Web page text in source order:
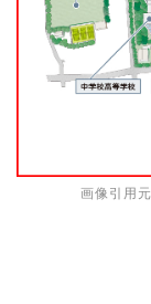
画像引用